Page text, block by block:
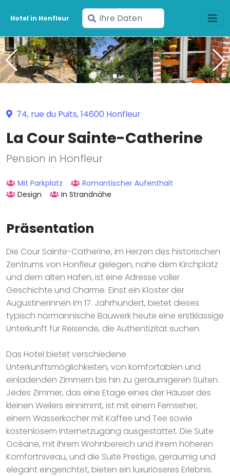
Hotel in Honfleur
Geben
Sie
Ihre
Daten
ein
74, rue du Puits, 14600 Honfleur
La Cour Sainte-Catherine
Pension in Honfleur
Mit Parkplatz
Romantischer Aufenthalt
Design
In Strandnähe
Präsentation
Die Cour Sainte-Catherine, im Herzen des historischen
Zentrums von Honfleur gelegen, nahe dem Kirchplatz
und dem alten Hafen, ist eine Adresse voller
Geschichte und Charme. Einst ein Kloster der
Augustinerinnen im 17. Jahrhundert, bietet dieses
typisch normannische Bauwerk heute eine erstklassige
Unterkunft für Reisende, die Authentizität suchen.
Das Hotel bietet verschiedene
Unterkunftsmöglichkeiten, von komfortablen und
einladenden Zimmern bis hin zu geräumigeren Suiten.
Jedes Zimmer, das eine Etage eines der Häuser des
kleinen Weilers einnimmt, ist mit einem Fernseher,
einem Wasserkocher mit Kaffee und Tee sowie
kostenlosem Internetzugang ausgestattet. Die Suite
Océane, mit ihrem Wohnbereich und ihrem höheren
Komfortniveau, und die Suite Prestige, geräumig und
elegant eingerichtet, bieten ein luxuriöseres Erlebnis.